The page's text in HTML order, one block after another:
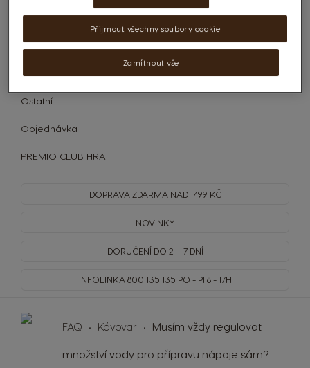
Kávovar
Kapsle
Příprava
Ostatní
Objednávka
PREMIO CLUB HRA
DOPRAVA ZDARMA NAD 1499 KČ
NOVINKY
DORUČENÍ DO 2 – 7 DNÍ
INFOLINKA 800 135 135 PO - PI 8 - 17H
FAQ Kávovar Musím vždy regulovat
množství vody pro přípravu nápoje sám?
Zamítnout vše
Přijmout všechny soubory cookie